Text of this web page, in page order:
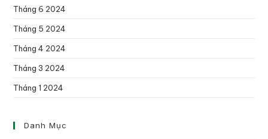
Tháng 6 2024
Tháng 5 2024
Tháng 4 2024
Tháng 3 2024
Tháng 1 2024
Danh Mục